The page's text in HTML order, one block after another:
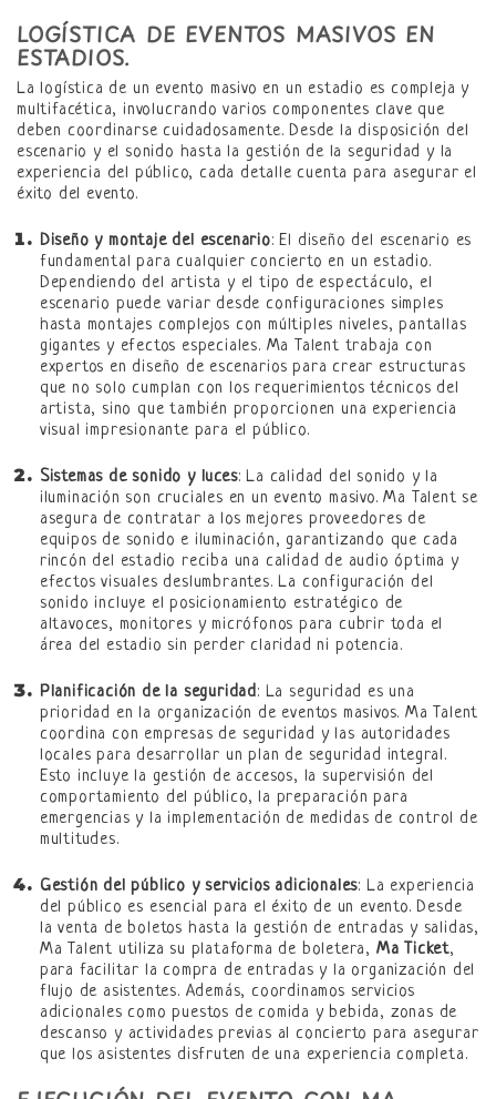
LOGÍSTICA DE EVENTOS MASIVOS EN
ESTADIOS.
La logística de un evento masivo en un estadio es compleja y
multifacética, involucrando varios componentes clave que
deben coordinarse cuidadosamente. Desde la disposición del
escenario y el sonido hasta la gestión de la seguridad y la
experiencia del público, cada detalle cuenta para asegurar el
éxito del evento.
Diseño y montaje del escenario: El diseño del escenario es
fundamental para cualquier concierto en un estadio.
Dependiendo del artista y el tipo de espectáculo, el
escenario puede variar desde configuraciones simples
hasta montajes complejos con múltiples niveles, pantallas
gigantes y efectos especiales. Ma Talent trabaja con
expertos en diseño de escenarios para crear estructuras
que no solo cumplan con los requerimientos técnicos del
artista, sino que también proporcionen una experiencia
visual impresionante para el público.
Sistemas de sonido y luces: La calidad del sonido y la
iluminación son cruciales en un evento masivo. Ma Talent se
asegura de contratar a los mejores proveedores de
equipos de sonido e iluminación, garantizando que cada
rincón del estadio reciba una calidad de audio óptima y
efectos visuales deslumbrantes. La configuración del
sonido incluye el posicionamiento estratégico de
altavoces, monitores y micrófonos para cubrir toda el
área del estadio sin perder claridad ni potencia.
Planificación de la seguridad: La seguridad es una
prioridad en la organización de eventos masivos. Ma Talent
coordina con empresas de seguridad y las autoridades
locales para desarrollar un plan de seguridad integral.
Esto incluye la gestión de accesos, la supervisión del
comportamiento del público, la preparación para
emergencias y la implementación de medidas de control de
multitudes.
Gestión del público y servicios adicionales: La experiencia
del público es esencial para el éxito de un evento. Desde
la venta de boletos hasta la gestión de entradas y salidas,
Ma Talent utiliza su plataforma de boletera, Ma Ticket,
para facilitar la compra de entradas y la organización del
flujo de asistentes. Además, coordinamos servicios
adicionales como puestos de comida y bebida, zonas de
descanso y actividades previas al concierto para asegurar
que los asistentes disfruten de una experiencia completa.